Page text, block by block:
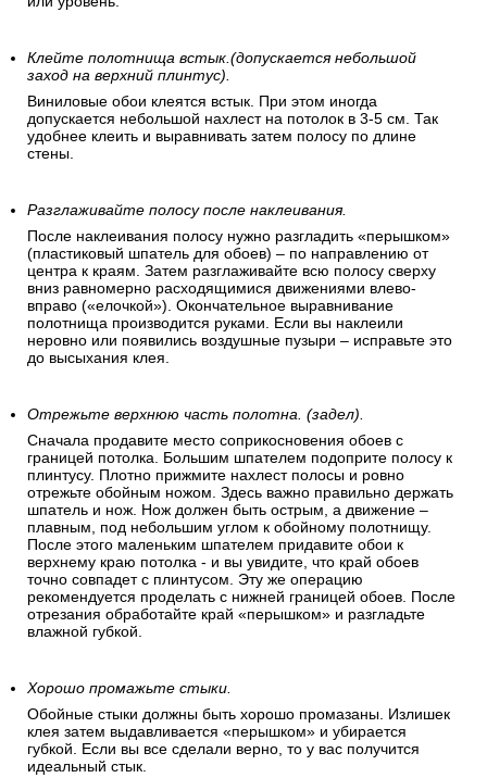
Клейте полотнища встык.(допускается небольшой
заход на верхний плинтус).
Виниловые обои клеятся встык. При этом иногда
допускается небольшой нахлест на потолок в 3-5 см. Так
удобнее клеить и выравнивать затем полосу по длине
стены.
Разглаживайте полосу после наклеивания.
После наклеивания полосу нужно разгладить «перышком»
(пластиковый шпатель для обоев) – по направлению от
центра к краям. Затем разглаживайте всю полосу сверху
вниз равномерно расходящимися движениями влево-
вправо («елочкой»). Окончательное выравнивание
полотнища производится руками. Если вы наклеили
неровно или появились воздушные пузыри – исправьте это
до высыхания клея.
Отрежьте верхнюю часть полотна. (задел).
Сначала продавите место соприкосновения обоев с
границей потолка. Большим шпателем подоприте полосу к
плинтусу. Плотно прижмите нахлест полосы и ровно
отрежьте обойным ножом. Здесь важно правильно держать
шпатель и нож. Нож должен быть острым, а движение –
плавным, под небольшим углом к обойному полотнищу.
После этого маленьким шпателем придавите обои к
верхнему краю потолка - и вы увидите, что край обоев
точно совпадет с плинтусом. Эту же операцию
рекомендуется проделать с нижней границей обоев. После
отрезания обработайте край «перышком» и разгладьте
влажной губкой.
Хорошо промажьте стыки.
Обойные стыки должны быть хорошо промазаны. Излишек
клея затем выдавливается «перышком» и убирается
губкой. Если вы все сделали верно, то у вас получится
идеальный стык.